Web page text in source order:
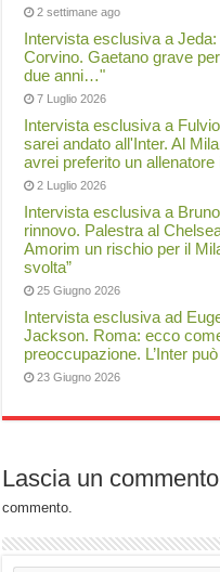
2 settimane ago
Intervista esclusiva a
Corvino. Gaetano grave
due anni…"
7 Luglio 2026
Intervista esclusiva a
sarei andato all'Inter. Al
avrei preferito un allenatore
2 Luglio 2026
Intervista esclusiva a
rinnovo. Palestra al
Amorim un rischio per il
svolta”
25 Giugno 2026
Intervista esclusiva ad
Jackson. Roma: ecco
preoccupazione. L’Inter
23 Giugno 2026
Lascia un commento
commento.